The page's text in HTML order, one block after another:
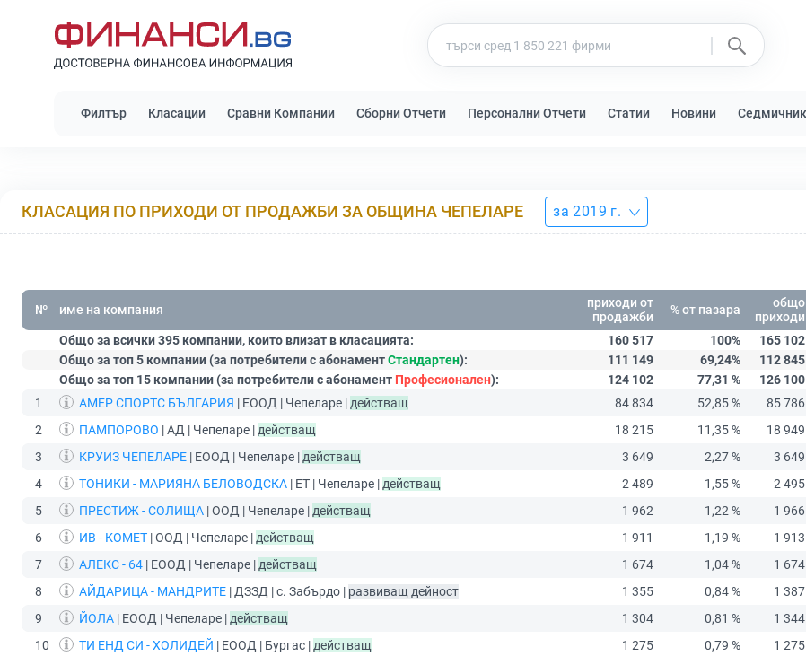
Филтър Класации Сравни Компании Сборни Отчети Персонални Отчети Статии Новини Седмичник
КЛАСАЦИЯ ПО ПРИХОДИ ОТ ПРОДАЖБИ ЗА ОБЩИНА ЧЕПЕЛАРЕ за 2019 г.
№ име на компания
приходи от
продажби
% от пазара
общо
приходи
Общо за всички 395 компании, които влизат в класацията: 160 517 100% 165 102
Общо за топ 5 компании (за потребители с абонаментСтандартен): 111 149 69,24% 112 845
Общо за топ 15 компании (за потребители с абонамент Професионален): 124 102 77,31 % 126 100
1
АМЕР СПОРТС БЪЛГАРИЯ | ЕООД | Чепеларе | действащ 84 834 52,85 % 85 786
2
ПАМПОРОВО | АД | Чепеларе | действащ 18 215 11,35 % 18 949
3
КРУИЗ ЧЕПЕЛАРЕ | ЕООД | Чепеларе | действащ 3 649 2,27 % 3 649
4
ТОНИКИ - МАРИЯНА БЕЛОВОДСКА | ЕТ | Чепеларе | действащ 2 489 1,55 % 2 495
5
ПРЕСТИЖ - СОЛИЩА | ООД | Чепеларе | действащ 1 962 1,22 % 1 966
6
ИВ - КОМЕТ | ООД | Чепеларе | действащ 1 911 1,19 % 1 913
7
АЛЕКС - 64 | ЕООД | Чепеларе | действащ 1 674 1,04 % 1 674
8
АЙДАРИЦА - МАНДРИТЕ | ДЗЗД | с. Забърдо | развиващ дейност 1 355 0,84 % 1 387
9
ЙОЛА | ЕООД | Чепеларе | действащ 1 304 0,81 % 1 344
10
ТИ ЕНД СИ - ХОЛИДЕЙ | ЕООД | Бургас | действащ 1 275 0,79 % 1 275